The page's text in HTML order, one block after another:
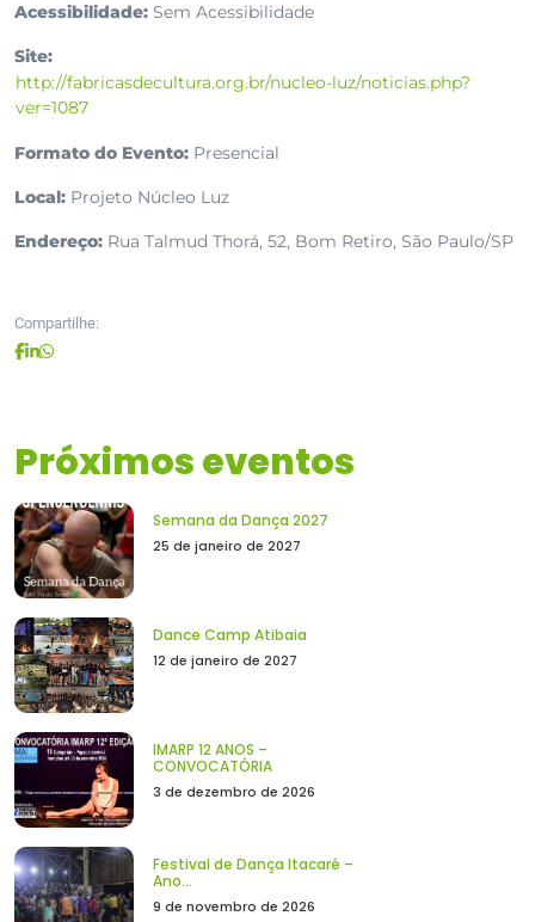
Acessibilidade: Sem Acessibilidade
Site:
http://fabricasdecultura.org.br/nucleo-luz/noticias.php?
ver=1087
Formato do Evento: Presencial
Local: Projeto Núcleo Luz
Endereço: Rua Talmud Thorá, 52, Bom Retiro, São Paulo/SP
Compartilhe:
Próximos eventos
Semana da Dança 2027
25 de janeiro de 2027
Dance Camp Atibaia
12 de janeiro de 2027
IMARP 12 ANOS –
CONVOCATÓRIA
3 de dezembro de 2026
Festival de Dança Itacaré –
Ano...
9 de novembro de 2026